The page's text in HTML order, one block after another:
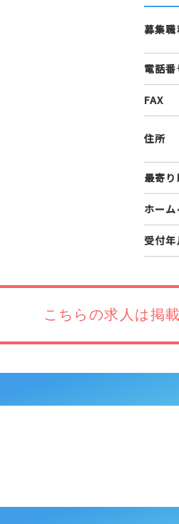
募集職
電話番
FAX
住所
最寄
ホー
受付年
こちらの求人は掲